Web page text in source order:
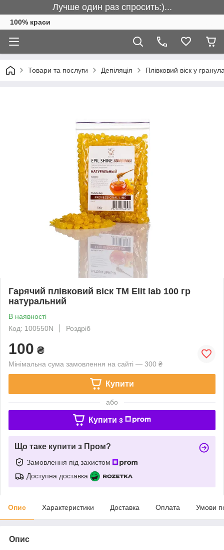
Лучше один раз спросить:)...
100% краси
Товари та послуги Депіляція Плівковий віск у
Гарячий плівковий віск TM Elit lab 100 гр
натуральний
В наявності
Код: 100550N
Роздріб
100 ₴
Мінімальна сума замовлення на сайті — 300 ₴
Купити
або
Купити з
Що таке купити з Пром?
Замовлення під захистом
Доступна доставка
Опис Характеристики Доставка Оплата Умови
Опис